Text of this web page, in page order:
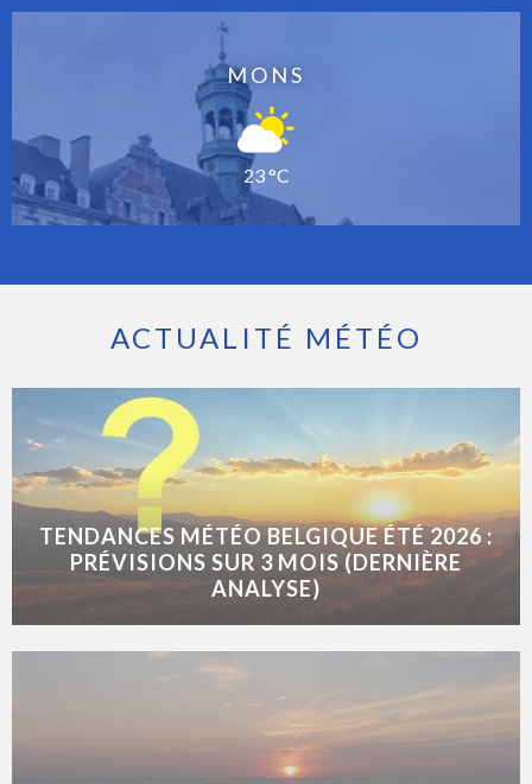
MONS
23 °C
ACTUALITÉ MÉTÉO
TENDANCES MÉTÉO BELGIQUE ÉTÉ 2026 :
PRÉVISIONS SUR 3 MOIS (DERNIÈRE
ANALYSE)